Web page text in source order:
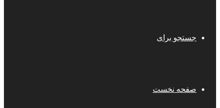
جستجو برای
صفحه نخست